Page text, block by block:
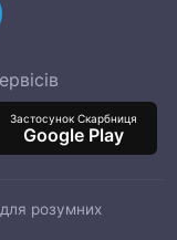
Застосунок Скарбниця
Google Play
розумних